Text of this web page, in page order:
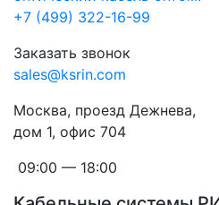
+7 (499) 322-16-99
Заказать звонок
sales@ksrin.com
Москва, проезд Дежнева,
дом 1, офис 704
09:00 — 18:00